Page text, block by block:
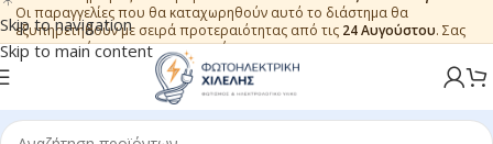
Skip to navigation
Skip to main content
Οι παραγγελίες που θα καταχωρηθούν αυτό το διάστημα θα
εξυπηρετηθούν με σειρά προτεραιότητας από τις 24 Αυγούστου. Σας
ευχαριστούμε για την εμπιστοσύνη.